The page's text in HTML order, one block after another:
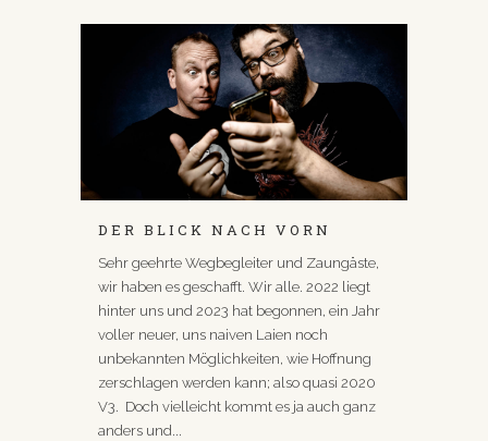
DER BLICK NACH VORN
Sehr geehrte Wegbegleiter und Zaungäste,
wir haben es geschafft. Wir alle. 2022 liegt
hinter uns und 2023 hat begonnen, ein Jahr
voller neuer, uns naiven Laien noch
unbekannten Möglichkeiten, wie Hoffnung
zerschlagen werden kann; also quasi 2020
V3. Doch vielleicht kommt es ja auch ganz
anders und...